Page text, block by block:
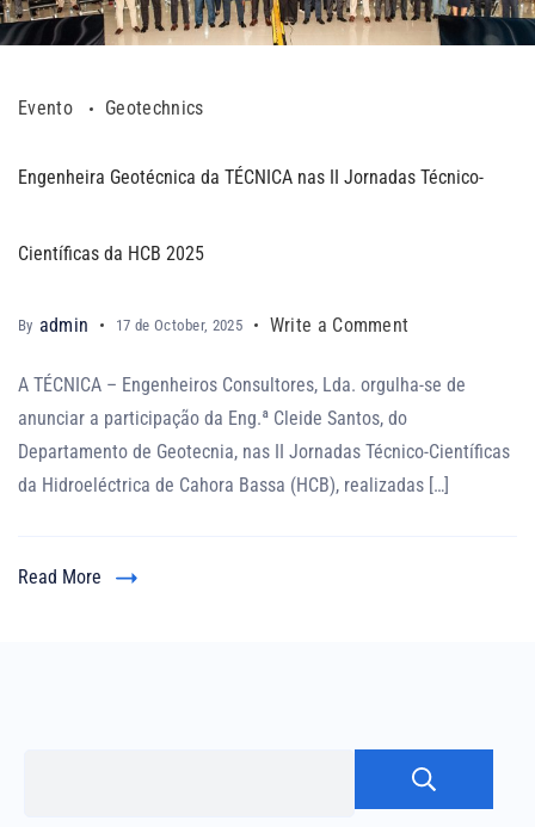
Evento Geotechnics
Engenheira Geotécnica da TÉCNICA nas II Jornadas Técnico-
Científicas da HCB 2025
By admin 17 de October, 2025 Write a Comment
A TÉCNICA – Engenheiros Consultores, Lda. orgulha-se de
anunciar a participação da Eng.ª Cleide Santos, do
Departamento de Geotecnia, nas II Jornadas Técnico-Científicas
da Hidroeléctrica de Cahora Bassa (HCB), realizadas […]
Read More